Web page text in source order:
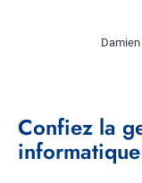
Confiez la